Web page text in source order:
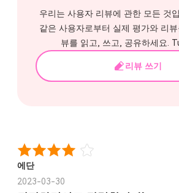
우리는 사용자 리뷰에 관한 모든 것
같은 사용자로부터 실제 평가와 리
뷰를 읽고, 쓰고, 공유하세요.
리뷰 쓰기
에단
2023-03-30